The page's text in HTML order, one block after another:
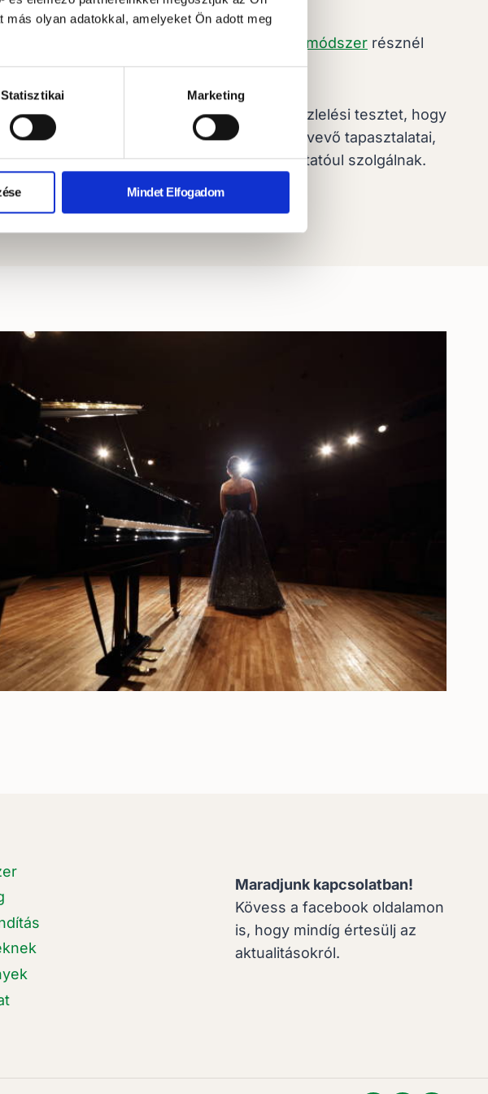
olyan adatokkal, amelyeket Ön adott meg
Statisztikai Marketing
Mindet Elfogadom
módszer működéséről részletesen, a módszer résznél
folyamán többször is elvégezzük az észlelési tesztet, hogy
tudjuk követni a változást, illetve a résztvevő tapasztalatai,
(énekében) észlelt változások is útmutatóul szolgálnak.
Maradjunk kapcsolatban!
Kövess a facebook oldalamon
is, hogy mindíg értesülj az
aktualitásokról.